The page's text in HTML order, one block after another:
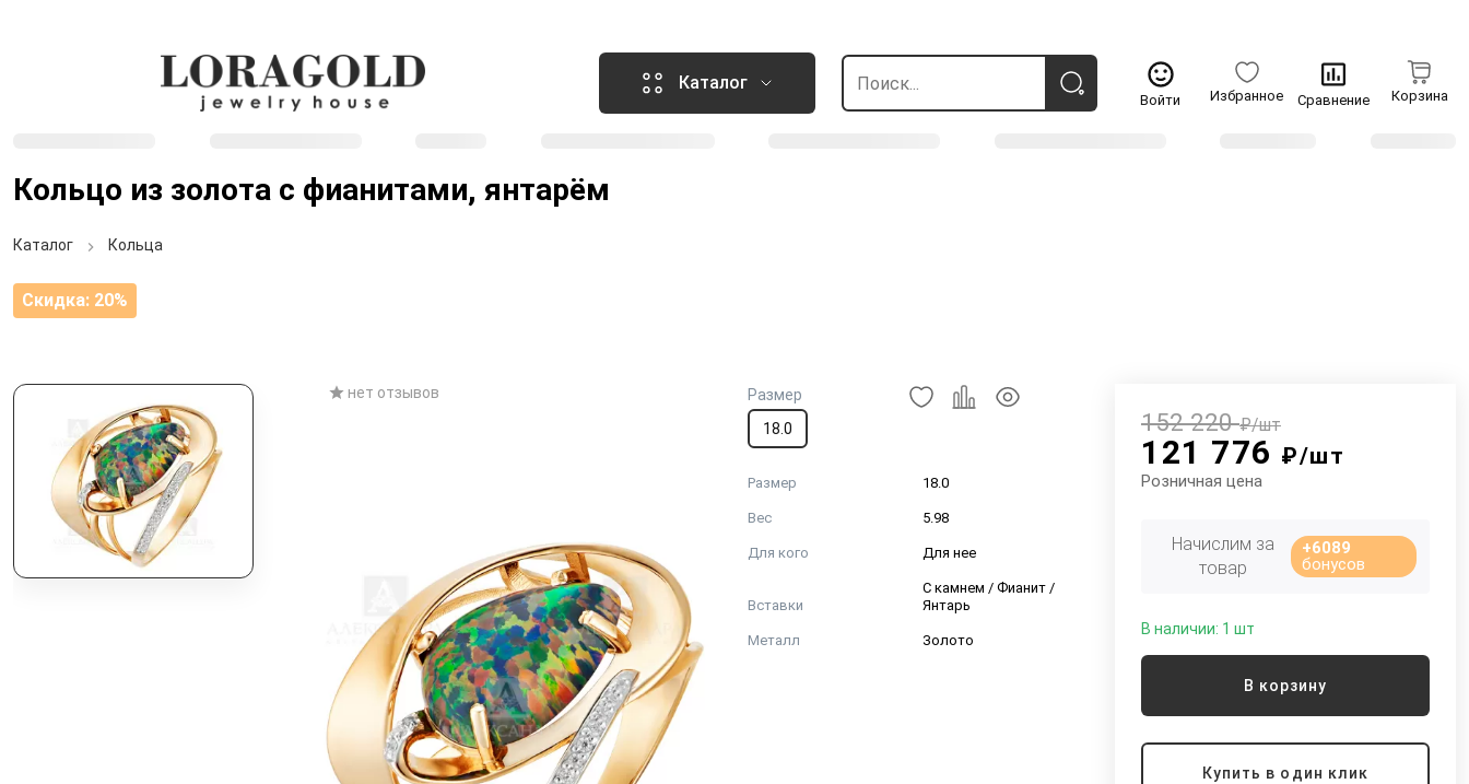
Каталог
Войти Избранное Сравнение Корзина
Кольцо из золота с фианитами, янтарём
Каталог Кольца
Скидка: 20%
нет отзывов
Размер
18.0
Размер 18.0
Вес 5.98
Для кого Для нее
Вставки
С камнем / Фианит /
Янтарь
Металл Золото
121 776 ₽/шт
152 220₽/шт
Розничная цена
Начислим за
товар
+6089
бонусов
В наличии: 1 шт
В корзину
Купить в один клик